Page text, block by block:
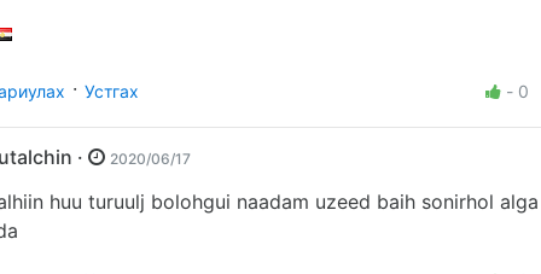
· Устгах - 0
gutalchin · 2020/06/17
huu turuulj bolohgui naadam uzeed baih sonirhol alga